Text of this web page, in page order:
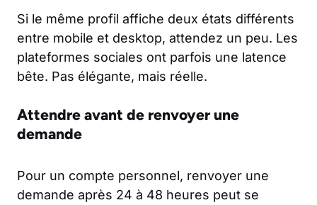
Si le même profil affiche deux états différents
entre mobile et desktop, attendez un peu. Les
plateformes sociales ont parfois une latence
bête. Pas élégante, mais réelle.
Attendre avant de renvoyer une
demande
Pour un compte personnel, renvoyer une
demande après 24 à 48 heures peut se